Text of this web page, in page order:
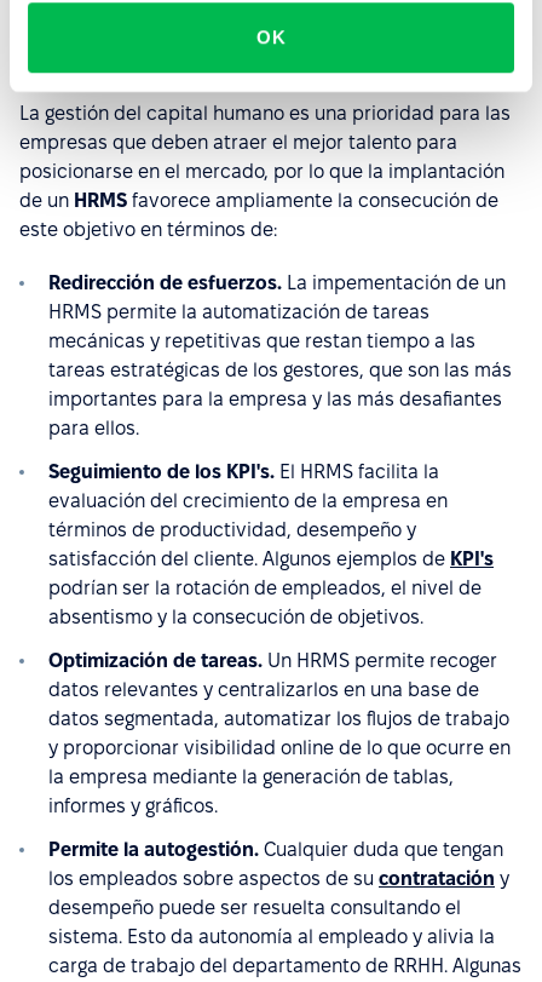
OK
Beneficios de un HRMS
La gestión del capital humano es una prioridad para las
empresas que deben atraer el mejor talento para
posicionarse en el mercado, por lo que la implantación
de un HRMS favorece ampliamente la consecución de
este objetivo en términos de:
Redirección de esfuerzos. La impementación de un
HRMS permite la automatización de tareas
mecánicas y repetitivas que restan tiempo a las
tareas estratégicas de los gestores, que son las más
importantes para la empresa y las más desafiantes
para ellos.
Seguimiento de los KPI's. El HRMS facilita la
evaluación del crecimiento de la empresa en
términos de productividad, desempeño y
satisfacción del cliente. Algunos ejemplos de KPI's
podrían ser la rotación de empleados, el nivel de
absentismo y la consecución de objetivos.
Optimización de tareas. Un HRMS permite recoger
datos relevantes y centralizarlos en una base de
datos segmentada, automatizar los flujos de trabajo
y proporcionar visibilidad online de lo que ocurre en
la empresa mediante la generación de tablas,
informes y gráficos.
Permite la autogestión. Cualquier duda que tengan
los empleados sobre aspectos de su contratación y
desempeño puede ser resuelta consultando el
sistema. Esto da autonomía al empleado y alivia la
carga de trabajo del departamento de RRHH. Algunas